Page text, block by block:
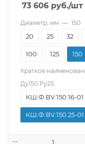
73 606 руб./шт
Диаметр, мм — 150
20 25 32
100 125 150
Краткое
Ду150 Ру25
КШ.Ф.BV.150.16-01
КШ.Ф.BV.150.25-01